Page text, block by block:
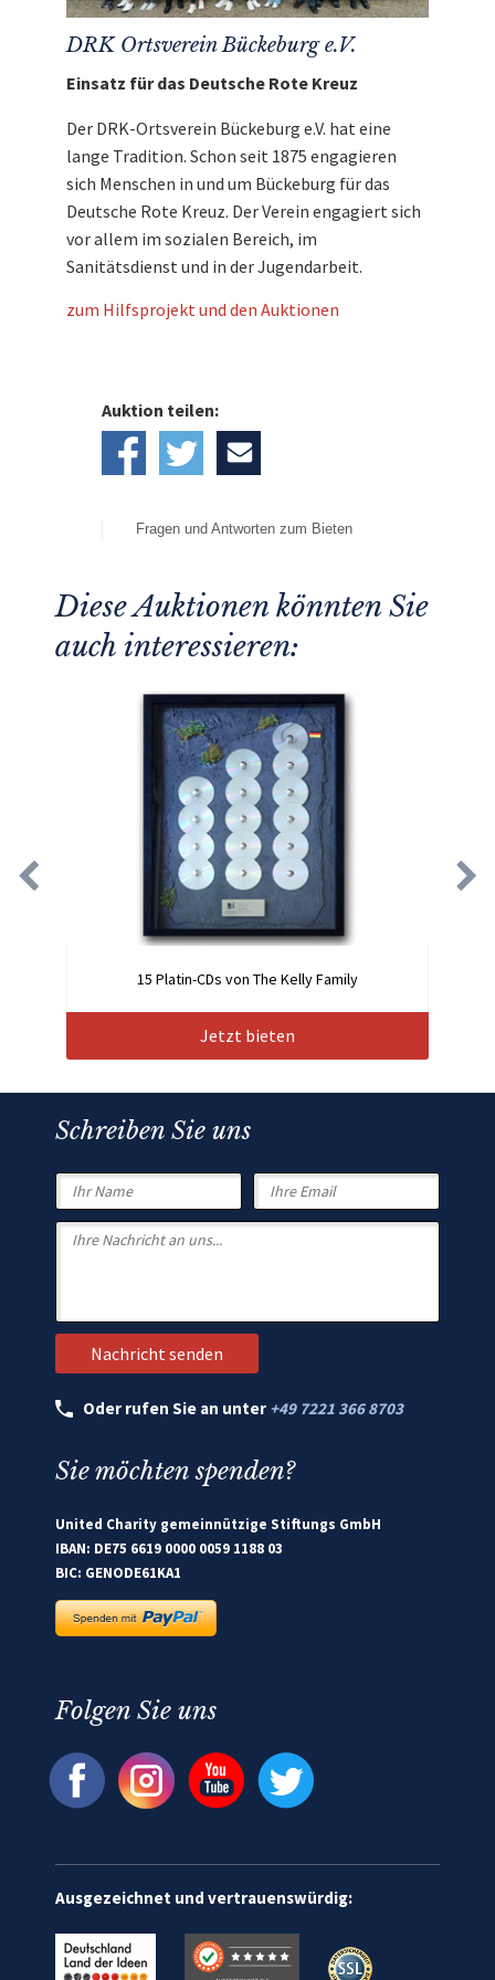
DRK Ortsverein Bückeburg e.V.
Einsatz für das Deutsche Rote Kreuz
Der DRK-Ortsverein Bückeburg e.V. hat eine
lange Tradition. Schon seit 1875 engagieren
sich Menschen in und um Bückeburg für das
Deutsche Rote Kreuz. Der Verein engagiert sich
vor allem im sozialen Bereich, im
Sanitätsdienst und in der Jugendarbeit.
zum Hilfsprojekt und den Auktionen
Auktion teilen:
Fragen und Antworten zum Bieten
Diese Auktionen könnten Sie
auch interessieren:
15 Platin-CDs von The Kelly Family
Jetzt bieten
Schreiben Sie uns
Oder rufen Sie an unter +49 7221 366 8703
Sie möchten spenden?
United Charity gemeinnützige Stiftungs GmbH
IBAN: DE75 6619 0000 0059 1188 03
BIC: GENODE61KA1
Folgen Sie uns
Ausgezeichnet und vertrauenswürdig: